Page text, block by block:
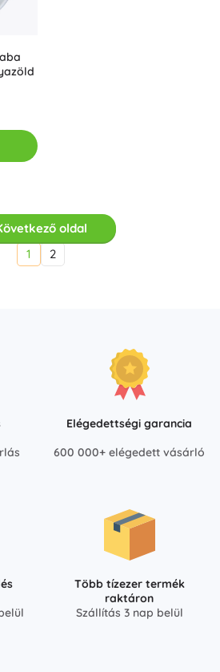
oldal
1
2
Elégedettségi garancia
600 000+ elégedett vásárló
Több tízezer termék
raktáron
Szállítás 3 nap belül